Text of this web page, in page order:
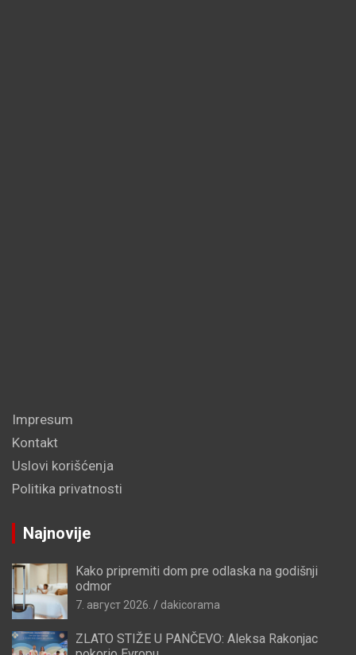
Impresum
Kontakt
Uslovi korišćenja
Politika privatnosti
Najnovije
Kako pripremiti dom pre odlaska na godišnji
odmor
7. август 2026. dakicorama
ZLATO STIŽE U PANČEVO: Aleksa Rakonjac